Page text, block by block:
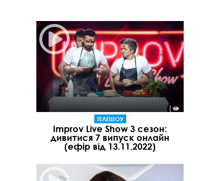
ТЕЛЕШОУ
Improv Live Show 3 сезон:
дивитися 7 випуск онлайн
(ефір від 13.11.2022)